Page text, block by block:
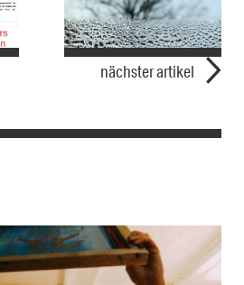
nächster artikel